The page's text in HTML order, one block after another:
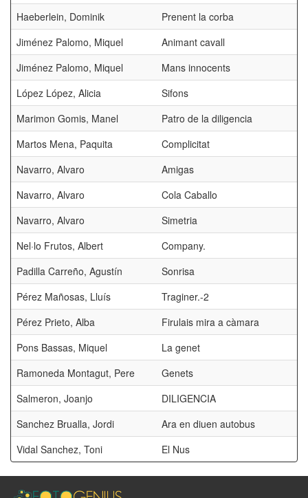
Haeberlein, Dominik
Prenent la corba
Jiménez Palomo, Miquel
Animant cavall
Jiménez Palomo, Miquel
Mans innocents
López López, Alicia
Sifons
Marimon Gomis, Manel
Patro de la diligencia
Martos Mena, Paquita
Complicitat
Navarro, Alvaro
Amigas
Navarro, Alvaro
Cola Caballo
Navarro, Alvaro
Simetria
Nel·lo Frutos, Albert
Company.
Padilla Carreño, Agustín
Sonrisa
Pérez Mañosas, Lluís
Traginer.-2
Pérez Prieto, Alba
Firulais mira a càmara
Pons Bassas, Miquel
La genet
Ramoneda Montagut, Pere
Genets
Salmeron, Joanjo
DILIGENCIA
Sanchez Brualla, Jordi
Ara en diuen autobus
Vidal Sanchez, Toni
El Nus